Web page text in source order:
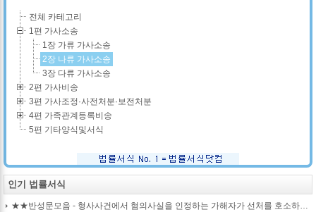
전체 카테고리
1편 가사소송
1장 가류 가사소송
2장 나류 가사소송
3장 다류 가사소송
2편 가사비송
3편 가사조정·사전처분·보전처분
4편 가족관계등록비송
5편 기타양식및서식
인기 법률서식
★★반성문모음 - 형사사건에서 혐의사실을 인정하는 가해자가 선처를 호소하며 제출작성하는 반성문2